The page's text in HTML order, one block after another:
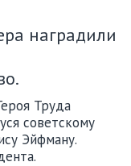
наградили
Труда
советскому
Эйфману.